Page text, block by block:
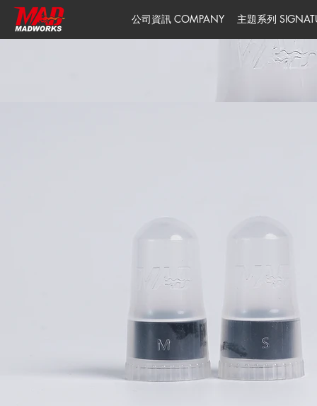
公司資訊 COMPANY 主題系列